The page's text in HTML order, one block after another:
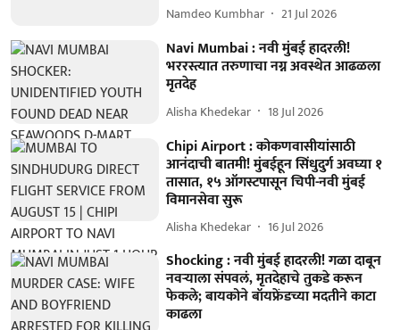
Namdeo Kumbhar 21 Jul 2026
Navi Mumbai : नवी मुंबई हादरली!
भररस्त्यात तरुणाचा नग्न अवस्थेत आढळला
मृतदेह
Alisha Khedekar 18 Jul 2026
Chipi Airport : कोकणवासीयांसाठी
आनंदाची बातमी! मुंबईहून सिंधुदुर्ग अवघ्या १
तासात, १५ ऑगस्टपासून चिपी-नवी मुंबई
विमानसेवा सुरू
Alisha Khedekar 16 Jul 2026
Shocking : नवी मुंबई हादरली! गळा दाबून
नवऱ्याला संपवलं, मृतदेहाचे तुकडे करून
फेकले; बायकोने बॉयफ्रेंडच्या मदतीने काटा
काढला